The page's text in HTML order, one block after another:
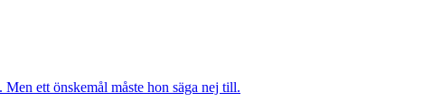
ett önskemål måste hon säga nej till.